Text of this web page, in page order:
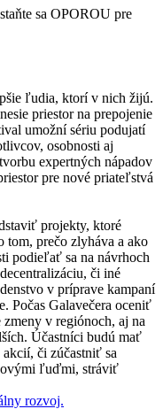
sa OPOROU pre
ľudia, ktorí v nich žijú.
priestor na prepojenie
umožní sériu podujatí
osobnosti aj
expertných nápadov
pre nové priateľstvá
projekty, ktoré
prečo zlyháva a ako
podieľať sa na návrhoch
či iné
v príprave kampaní
Počas Galavečera oceniť
v regiónoch, aj na
Účastníci budú mať
či zúčastniť sa
ľuďmi, stráviť
rozvoj.